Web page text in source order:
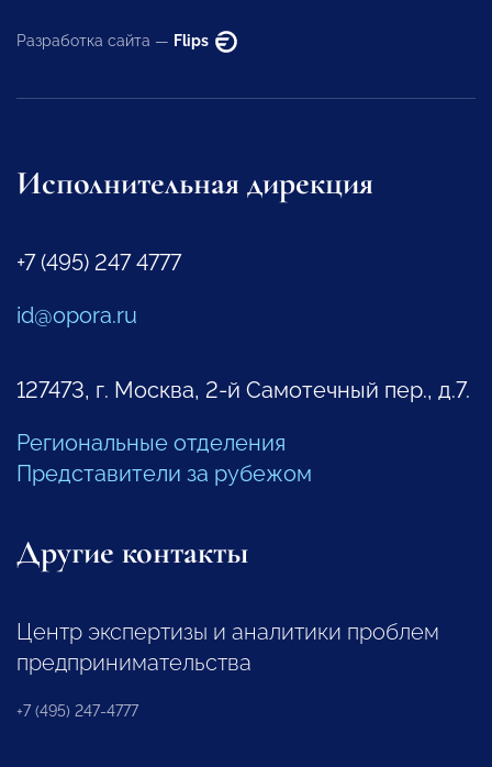
Разработка сайта — Flips
Исполнительная дирекция
+7 (495) 247 4777
id@opora.ru
127473, г. Москва, 2-й Самотечный пер., д.7.
Региональные отделения
Представители за рубежом
Другие контакты
Центр экспертизы и аналитики проблем
предпринимательства
+7 (495) 247-4777